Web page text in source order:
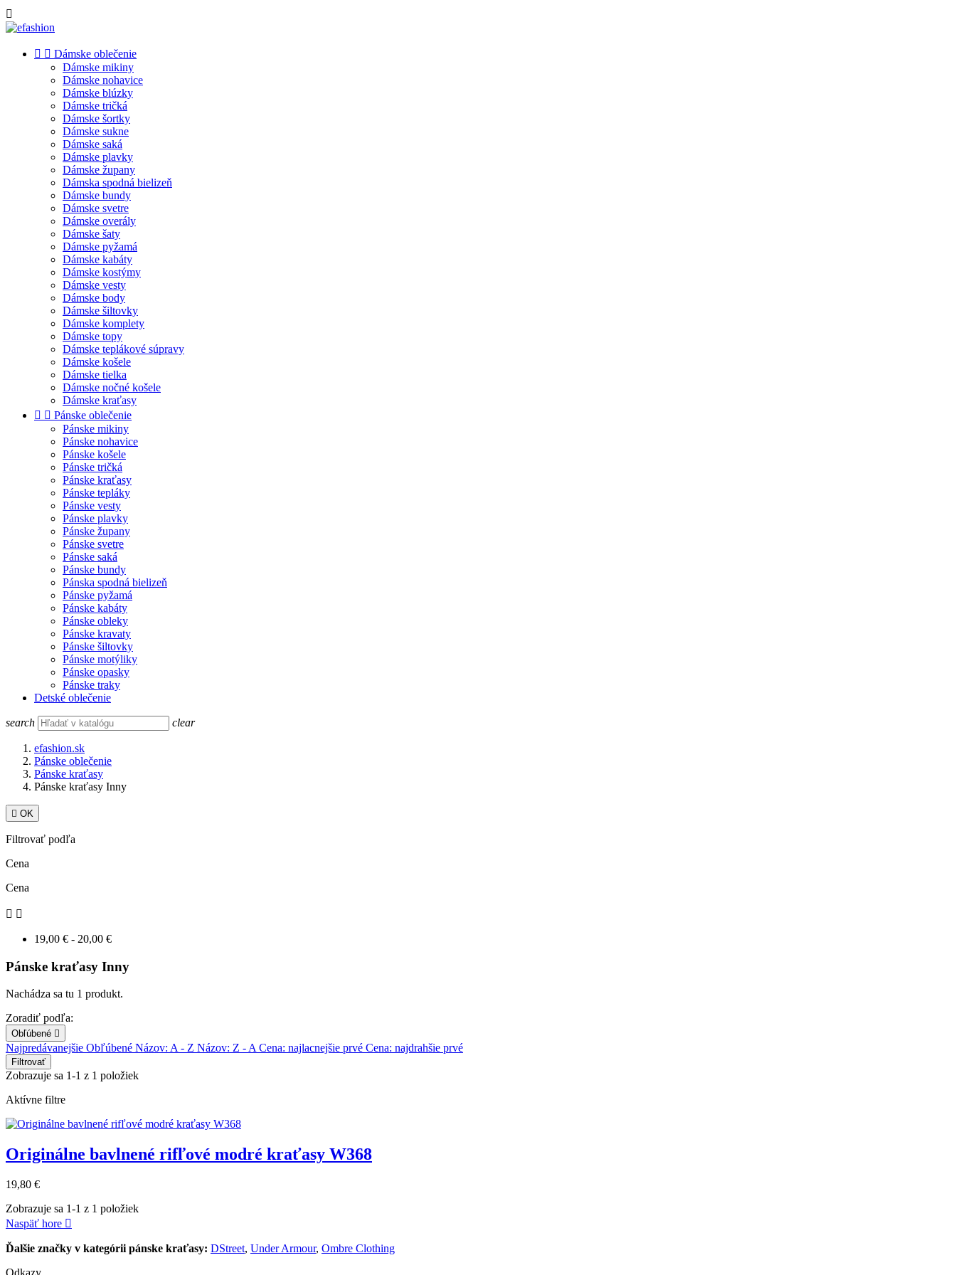

  Dámske oblečenie
Dámske mikiny
Dámske nohavice
Dámske blúzky
Dámske tričká
Dámske šortky
Dámske sukne
Dámske saká
Dámske plavky
Dámske župany
Dámska spodná bielizeň
Dámske bundy
Dámske svetre
Dámske overály
Dámske šaty
Dámske pyžamá
Dámske kabáty
Dámske kostýmy
Dámske vesty
Dámske body
Dámske šiltovky
Dámske komplety
Dámske topy
Dámske teplákové súpravy
Dámske košele
Dámske tielka
Dámske nočné košele
Dámske kraťasy
  Pánske oblečenie
Pánske mikiny
Pánske nohavice
Pánske košele
Pánske tričká
Pánske kraťasy
Pánske tepláky
Pánske vesty
Pánske plavky
Pánske župany
Pánske svetre
Pánske saká
Pánske bundy
Pánska spodná bielizeň
Pánske pyžamá
Pánske kabáty
Pánske obleky
Pánske kravaty
Pánske šiltovky
Pánske motýliky
Pánske opasky
Pánske traky
Detské oblečenie
search clear
efashion.sk
Pánske oblečenie
Pánske kraťasy
Pánske kraťasy Inny
 OK
Filtrovať podľa
Cena
Cena
 
19,00 € - 20,00 €
Pánske kraťasy Inny
Nachádza sa tu 1 produkt.
Zoradiť podľa:
Obľúbené 
Najpredávanejšie Obľúbené Názov: A - Z Názov: Z - ACena: najlacnejšie prvé Cena: najdrahšie prvé
Filtrovať
Zobrazuje sa 1-1 z 1 položiek
Aktívne filtre
Originálne bavlnené rifľové modré kraťasy W368
19,80 €
Zobrazuje sa 1-1 z 1 položiek
Naspäť hore 
Ďalšie značky v kategórii pánske kraťasy: DStreet, Under Armour, Ombre Clothing